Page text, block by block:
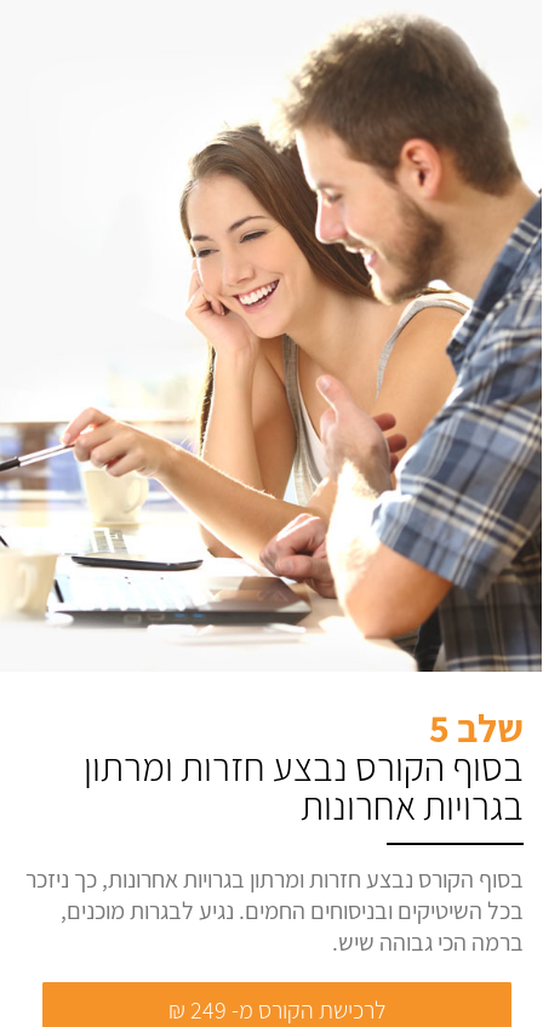
שלב 5
בסוף הקורס נבצע חזרות ומרתון
בגרויות אחרונות
בסוף הקורס נבצע חזרות ומרתון בגרויות אחרונות, כך ניזכר
בכל השיטיקים ובניסוחים החמים. נגיע לבגרות מוכנים,
ברמה הכי גבוהה שיש.
לרכישת הקורס מ- 249 ₪